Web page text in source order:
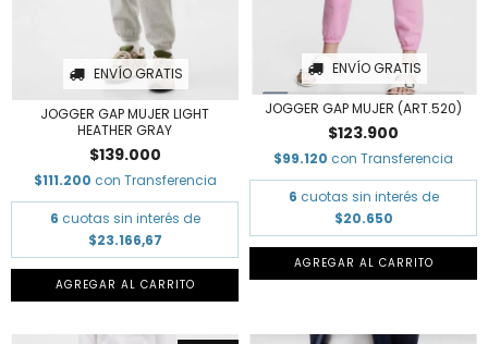
ENVÍO GRATIS
JOGGER GAP MUJER LIGHT
HEATHER GRAY
$139.000
$111.200 con Transferencia
6 cuotas sin interés de
$23.166,67
AGREGAR AL CARRITO
ENVÍO GRATIS
JOGGER GAP MUJER (ART.520)
$123.900
$99.120 con Transferencia
6 cuotas sin interés de
$20.650
AGREGAR AL CARRITO